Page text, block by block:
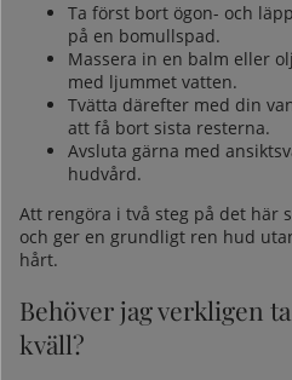
Ta först bort ögon- och
på en bomullspad.
Massera in en balm eller
med ljummet vatten.
Tvätta därefter med din
att få bort sista resterna.
Avsluta gärna med
hudvård.
Att rengöra i två steg på det här
och ger en grundligt ren hud
hårt.
Behöver jag verkligen
kväll?